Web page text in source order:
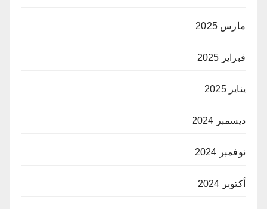
مارس 2025
فبراير 2025
يناير 2025
ديسمبر 2024
نوفمبر 2024
أكتوبر 2024